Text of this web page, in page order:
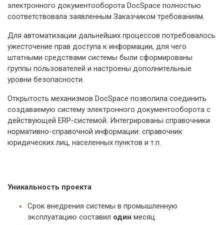
электронного документооборота DocSpace полностью
соответствовала заявленным Заказчиком требованиям.
Для автоматизации дальнейших процессов потребовалось
ужесточение прав доступа к информации, для чего
штатными средствами системы были сформированы
группы пользователей и настроены дополнительные
уровни безопасности.
Открытость механизмов DocSpace позволила соединить
создаваемую систему электронного документооборота с
действующей ERP-системой. Интегрированы справочники
нормативно-справочной информации: справочник
юридических лиц, населенных пунктов и т.п.
Уникальность проекта
Срок внедрения системы в промышленную
эксплуатацию составил один месяц.